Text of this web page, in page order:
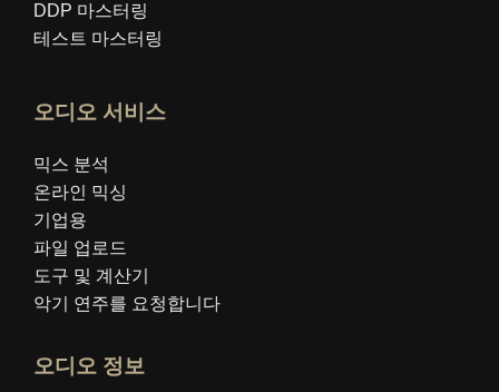
DDP 마스터링
테스트 마스터링
오디오 서비스
믹스 분석
온라인 믹싱
기업용
파일 업로드
도구 및 계산기
악기 연주를 요청합니다
오디오 정보